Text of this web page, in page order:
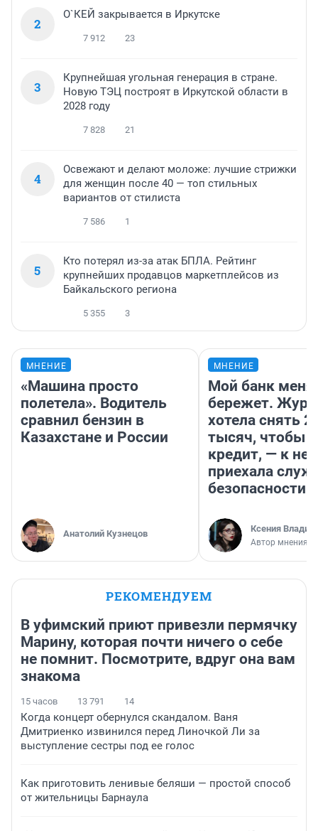
2
О`КЕЙ закрывается в Иркутске
7 912 23
3
Крупнейшая угольная генерация в стране.
Новую ТЭЦ построят в Иркутской области в
2028 году
7 828 21
4
Освежают и делают моложе: лучшие стрижки
для женщин после 40 — топ стильных
вариантов от стилиста
7 586 1
5
Кто потерял из-за атак БПЛА. Рейтинг
крупнейших продавцов маркетплейсов из
Байкальского региона
5 355 3
МНЕНИЕ
«Машина просто
полетела». Водитель
сравнил бензин в
Казахстане и России
Анатолий Кузнецов
МНЕНИЕ
Мой банк меня
бережет.
хотела снять
тысяч, чтобы
кредит, — к
приехала
безопасности
Ксения
Автор мнения
РЕКОМЕНДУЕМ
В уфимский приют привезли пермячку
Марину, которая почти ничего о себе
не помнит. Посмотрите, вдруг она вам
знакома
15 часов 13 791 14
Когда концерт обернулся скандалом. Ваня
Дмитриенко извинился перед Линочкой Ли за
выступление сестры под ее голос
Как приготовить ленивые беляши — простой способ
от жительницы Барнаула